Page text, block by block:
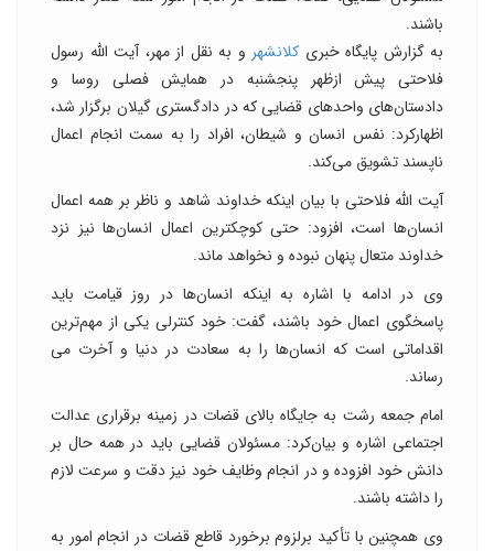
باشند.
به گزارش پایگاه خبری کلانشهر و به نقل از مهر، آیت الله رسول
فلاحتی پیش ازظهر پنجشنبه در همایش فصلی روسا و
دادستان‌های واحدهای قضایی که در دادگستری گیلان برگزار شد،
اظهارکرد: نفس انسان و شیطان، افراد را به سمت انجام اعمال
ناپسند تشویق می‌کند.
آیت الله فلاحتی با بیان اینکه خداوند شاهد و ناظر بر همه اعمال
انسان‌ها است، افزود: حتی کوچکترین اعمال انسان‌ها نیز نزد
خداوند متعال پنهان نبوده و نخواهد ماند.
وی در ادامه با اشاره به اینکه انسان‌ها در روز قیامت باید
پاسخگوی اعمال خود باشند، گفت: خود کنترلی یکی از مهم‌ترین
اقداماتی است که انسان‌ها را به سعادت در دنیا و آخرت می
رساند.
امام جمعه رشت به جایگاه بالای قضات در زمینه برقراری عدالت
اجتماعی اشاره و بیان‌کرد: مسئولان قضایی باید در همه حال بر
دانش خود افزوده و در انجام وظایف خود نیز دقت و سرعت لازم
را داشته باشند.
وی همچنین با تأکید برلزوم برخورد قاطع قضات در انجام امور به